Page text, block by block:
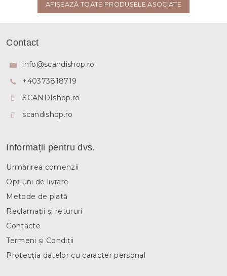
AFIŞEAZĂ TOATE PRODUSELE ASOCIATE
Contact
info@scandishop.ro
+40373818719
SCANDIshop.ro
scandishop.ro
Informații pentru dvs.
Urmărirea comenzii
Opțiuni de livrare
Metode de plată
Reclamații și retururi
Contacte
Termeni și Condiții
Protecția datelor cu caracter personal